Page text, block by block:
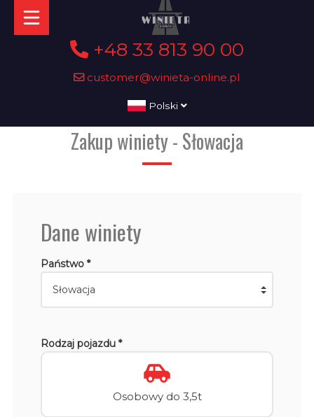
+48 33 813 90 00
customer@winieta-online.pl
Polski
Zakup winiety - Słowacja
Dane winiety
Państwo *
Rodzaj pojazdu *
Osobowy do 3,5t